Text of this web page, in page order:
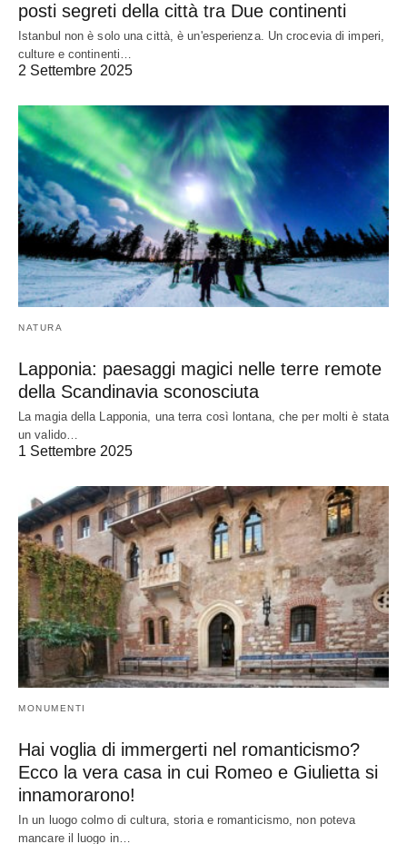
posti segreti della città tra Due continenti
Istanbul non è solo una città, è un'esperienza. Un crocevia di imperi,
culture e continenti…
2 Settembre 2025
NATURA
Lapponia: paesaggi magici nelle terre remote
della Scandinavia sconosciuta
La magia della Lapponia, una terra così lontana, che per molti è stata
un valido…
1 Settembre 2025
MONUMENTI
Hai voglia di immergerti nel romanticismo?
Ecco la vera casa in cui Romeo e Giulietta si
innamorarono!
In un luogo colmo di cultura, storia e romanticismo, non poteva
mancare il luogo in…